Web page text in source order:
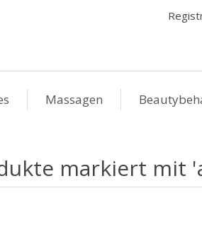
Massagen
markiert mit